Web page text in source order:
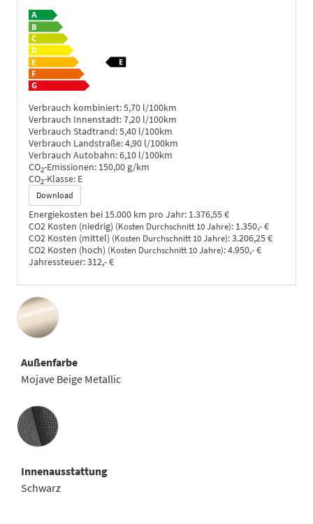
Verbrauch kombiniert:5,70 l/100km
Verbrauch Innenstadt:7,20 l/100km
Verbrauch Stadtrand:5,40 l/100km
Verbrauch Landstraße:4,90 l/100km
Verbrauch Autobahn:6,10 l/100km
CO2-Emissionen: 150,00 g/km
CO2-Klasse: E
Download
Energiekosten bei 15.000 km pro Jahr: 1.376,55 €
CO2 Kosten (niedrig) (Kosten Durchschnitt 10 Jahre): 1.350,- €
CO2 Kosten (mittel) (Kosten Durchschnitt 10 Jahre):3.206,25 €
CO2 Kosten (hoch) (Kosten Durchschnitt 10 Jahre):4.950,- €
Jahressteuer:312,- €
Außenfarbe
Mojave Beige Metallic
Innenausstattung
Innenausstattung
Schwarz